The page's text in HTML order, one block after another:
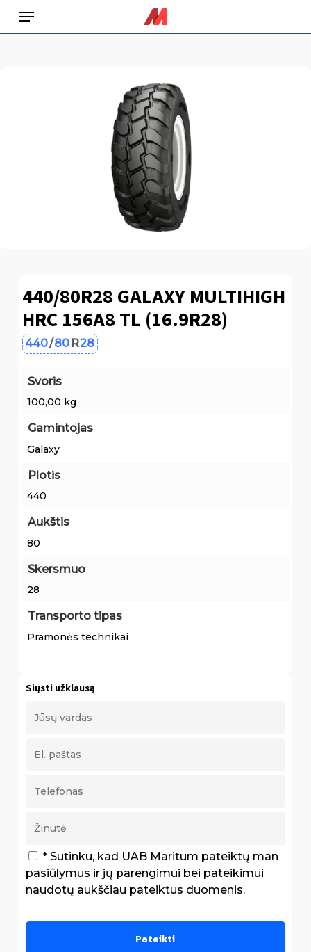
Menu
440/80R28 GALAXY MULTIHIGH
HRC 156A8 TL (16.9R28)
440/80 R28
Svoris
100,00 kg
Gamintojas
Galaxy
Plotis
440
Aukštis
80
Skersmuo
28
Transporto tipas
Pramonės technikai
Siųsti užklausą
* Sutinku, kad UAB Maritum pateiktų man
pasiūlymus ir jų parengimui bei pateikimui
naudotų aukščiau pateiktus duomenis.